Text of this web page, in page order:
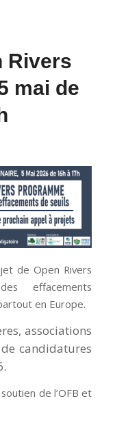
Rivers
mai de
de Open Rivers
effacements
en Europe.
associations
candidatures
de l’OFB et